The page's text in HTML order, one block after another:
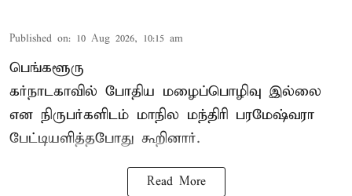
Published on: 10 Aug 2026, 10:15 am
பெங்களூரு
கர்நாடகாவில் போதிய மழைப்பொழிவு இல்லை
என நிருபர்களிடம் மாநில மந்திரி பரமேஷ்வரா
பேட்டியளித்தபோது கூறினார்.
Read More